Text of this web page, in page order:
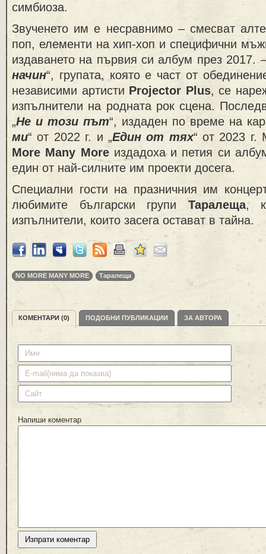
симбиоза.
Звученето им е несравнимо – смесват
поп, елементи на хип-хоп и специфични
издаването на първия си албум през 2017.
начин“, групата, която е част от
независими артисти Projector Plus, се
изпълнители на родната рок сцена.
„Не и този път“, издаден по време на
ми“ от 2022 г. и „Един от тях“ от 2023 г.
More Many Moreиздадоха и петия си
един от най-силните им проекти досега.
Специални гости на празничния им
любимите български групи Таралеща,
изпълнители, които засега остават в тайна.
NO MORE MANY MORE Таралеща
КОМЕНТАРИ (0) ПОДОБНИ ПУБЛИКАЦИИ ЗА АВТОРА
Напиши коментар